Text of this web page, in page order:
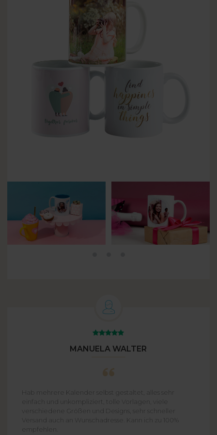
MANUELA WALTER
Hab mehrere Kalender selbst gestaltet, alles sehr
einfach und unkompliziert, tolle Vorlagen, viele
verschiedene Größen und Designs, sehr schneller
Versand auch an Wunschadresse. Kann ich zu 100%
empfehlen.